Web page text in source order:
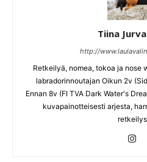
Tiina
http://
Retkeilyä, nomea, tokoa ja nose
labradorinnoutajan Oikun 2v
Ennan 8v (FI TVA Dark Water's
kuvapainotteisesti arjesta,